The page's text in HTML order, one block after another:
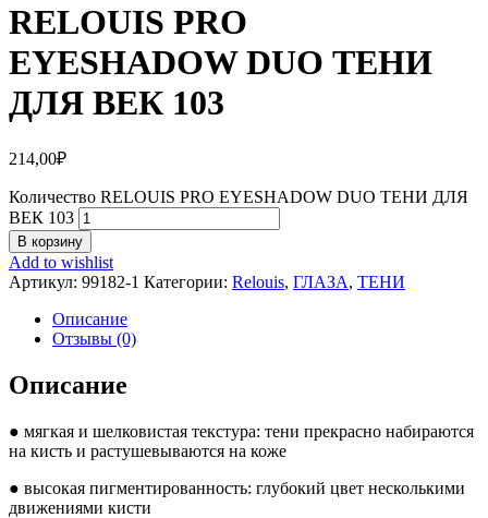
RELOUIS PRO
EYESHADOW DUO ТЕНИ
ДЛЯ ВЕК 103
214,00₽
Количество RELOUIS PRO EYESHADOW DUO ТЕНИ ДЛЯ
ВЕК 103
В корзину
Add to wishlist
Артикул: 99182-1 Категории: Relouis, ГЛАЗА, ТЕНИ
Описание
Отзывы (0)
Описание
● мягкая и шелковистая текстура: тени прекрасно набираются
на кисть и растушевываются на коже
● высокая пигментированность: глубокий цвет несколькими
движениями кисти